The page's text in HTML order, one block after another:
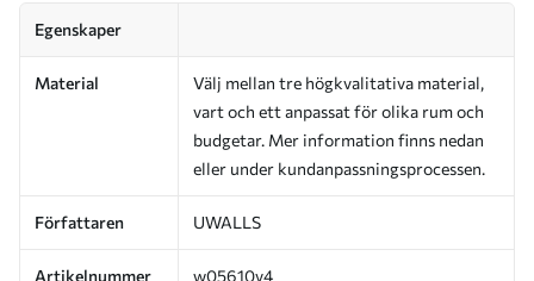
Egenskaper
Material
Välj mellan tre högkvalitativa material,
vart och ett anpassat för olika rum och
budgetar. Mer information finns nedan
eller under kundanpassningsprocessen.
Författaren UWALLS
Artikelnummer w05610v4